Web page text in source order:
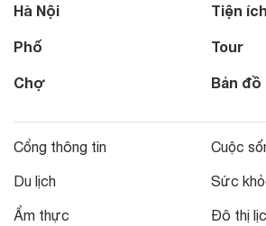
Hà Nội
Phố
Chợ
Tiện ích
Tour
Bản đồ
Cổng thông tin
Du lịch
Ẩm thực
Cuộc
Sức
Đô thị